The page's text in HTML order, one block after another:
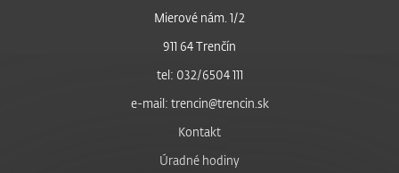
Mierové nám. 1/2
911 64 Trenčín
tel: 032/6504 111
e-mail: trencin@trencin.sk
Kontakt
Úradné hodiny